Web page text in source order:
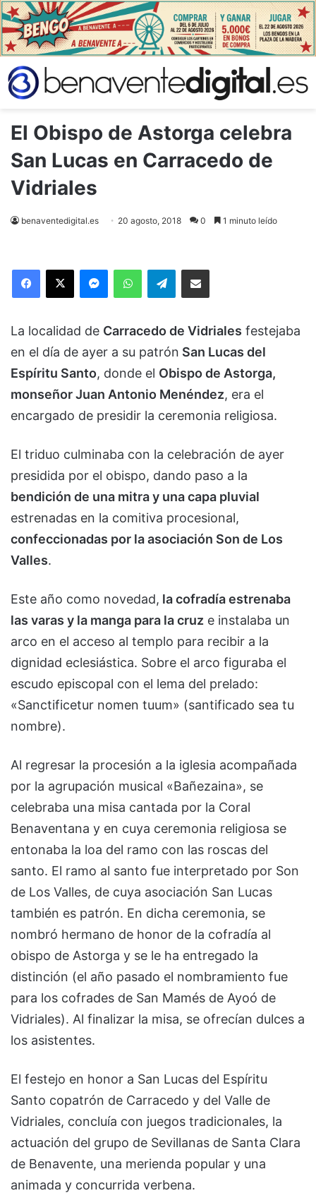
El Obispo de Astorga celebra
San Lucas en Carracedo de
Vidriales
benaventedigital.es 20 agosto, 2018 0 1 minuto leído
Telegram
La localidad de Carracedo de Vidriales festejaba
en el día de ayer a su patrón San Lucas del
Espíritu Santo, donde el Obispo de Astorga,
monseñor Juan Antonio Menéndez, era el
encargado de presidir la ceremonia religiosa.
El triduo culminaba con la celebración de ayer
presidida por el obispo, dando paso a la
bendición de una mitra y una capa pluvial
estrenadas en la comitiva procesional,
confeccionadas por la asociación Son de Los
Valles.
Este año como novedad, la cofradía estrenaba
las varas y la manga para la cruz e instalaba un
arco en el acceso al templo para recibir a la
dignidad eclesiástica. Sobre el arco figuraba el
escudo episcopal con el lema del prelado:
«Sanctificetur nomen tuum» (santificado sea tu
nombre).
Al regresar la procesión a la iglesia acompañada
por la agrupación musical «Bañezaina», se
celebraba una misa cantada por la Coral
Benaventana y en cuya ceremonia religiosa se
entonaba la loa del ramo con las roscas del
santo. El ramo al santo fue interpretado por Son
de Los Valles, de cuya asociación San Lucas
también es patrón. En dicha ceremonia, se
nombró hermano de honor de la cofradía al
obispo de Astorga y se le ha entregado la
distinción (el año pasado el nombramiento fue
para los cofrades de San Mamés de Ayoó de
Vidriales). Al finalizar la misa, se ofrecían dulces a
los asistentes.
El festejo en honor a San Lucas del Espíritu
Santo copatrón de Carracedo y del Valle de
Vidriales, concluía con juegos tradicionales, la
actuación del grupo de Sevillanas de Santa Clara
de Benavente, una merienda popular y una
animada y concurrida verbena.